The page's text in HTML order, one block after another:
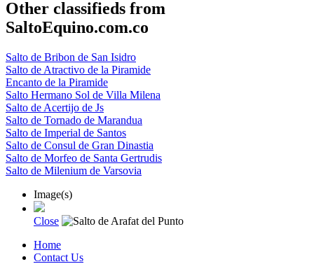
Other classifieds from
SaltoEquino.com.co
Salto de Bribon de San Isidro
Salto de Atractivo de la Piramide
Encanto de la Piramide
Salto Hermano Sol de Villa Milena
Salto de Acertijo de Js
Salto de Tornado de Marandua
Salto de Imperial de Santos
Salto de Consul de Gran Dinastia
Salto de Morfeo de Santa Gertrudis
Salto de Milenium de Varsovia
Image(s)
Close
Home
Contact Us